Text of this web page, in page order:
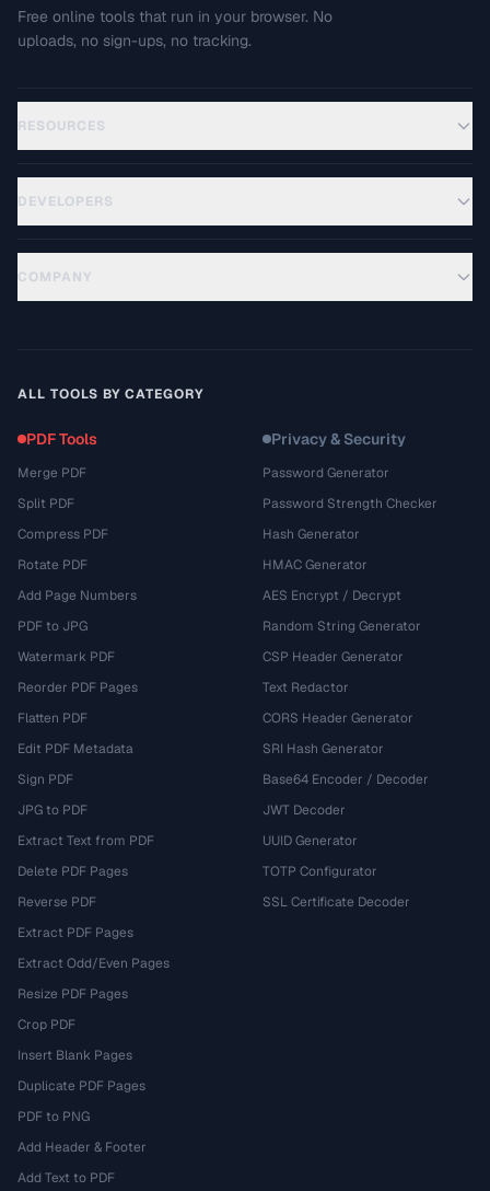
Free online tools that run in your browser. No
uploads, no sign-ups, no tracking.
RESOURCES
DEVELOPERS
COMPANY
ALL TOOLS BY CATEGORY
PDF Tools
Merge PDF
Split PDF
Compress PDF
Rotate PDF
Add Page Numbers
PDF to JPG
Watermark PDF
Reorder PDF Pages
Flatten PDF
Edit PDF Metadata
Sign PDF
JPG to PDF
Extract Text from PDF
Delete PDF Pages
Reverse PDF
Extract PDF Pages
Extract Odd/Even Pages
Resize PDF Pages
Crop PDF
Insert Blank Pages
Duplicate PDF Pages
PDF to PNG
Add Header & Footer
Add Text to PDF
Privacy & Security
Password Generator
Password Strength Checker
Hash Generator
HMAC Generator
AES Encrypt / Decrypt
Random String Generator
CSP Header Generator
Text Redactor
CORS Header Generator
SRI Hash Generator
Base64 Encoder / Decoder
JWT Decoder
UUID Generator
TOTP Configurator
SSL Certificate Decoder